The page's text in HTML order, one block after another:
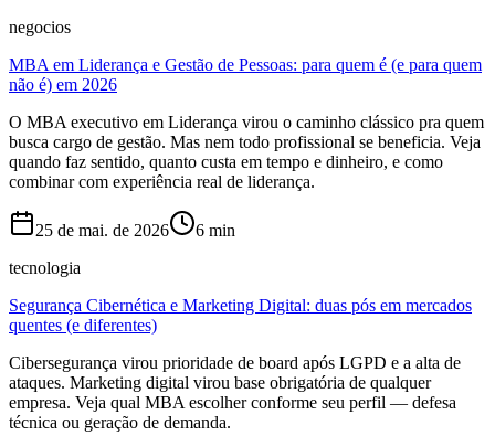
negocios
MBA em Liderança e Gestão de Pessoas: para quem é (e para quem
não é) em 2026
O MBA executivo em Liderança virou o caminho clássico pra quem
busca cargo de gestão. Mas nem todo profissional se beneficia. Veja
quando faz sentido, quanto custa em tempo e dinheiro, e como
combinar com experiência real de liderança.
25 de mai. de 2026 6 min
tecnologia
Segurança Cibernética e Marketing Digital: duas pós em mercados
quentes (e diferentes)
Cibersegurança virou prioridade de board após LGPD e a alta de
ataques. Marketing digital virou base obrigatória de qualquer
empresa. Veja qual MBA escolher conforme seu perfil — defesa
técnica ou geração de demanda.